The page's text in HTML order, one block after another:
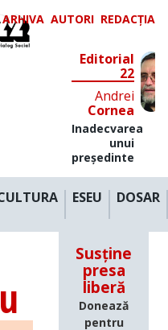
ARHIVA AUTORI REDACȚIA
Editorial
22
Andrei
Cornea
Inadecvarea
unui
președinte
ESEU DOSAR
Susține
presa
liberă
Donează
pentru